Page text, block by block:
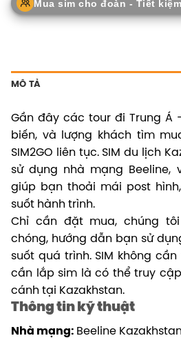
Mua sim cho đoàn - Tiết
MÔ TẢ
Gần đây các tour đi Trung Á
biến, và lượng khách tìm
SIM2GO liên tục. SIM du lịch
sử dụng nhà mạng Beeline,
giúp bạn thoải mái post
suốt hành trình.
Chỉ cần đặt mua, chúng
chóng, hướng dẫn bạn sử
suốt quá trình. SIM không
cần lắp sim là có thể truy
cánh tại Kazakhstan.
Thông tin kỹ thuật
Nhà mạng: Beeline